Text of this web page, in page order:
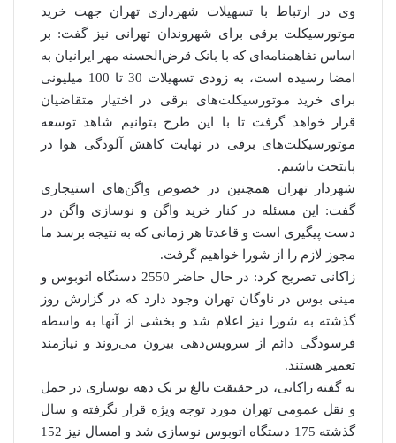
وی در ارتباط با تسهیلات شهرداری تهران جهت خرید
موتورسیکلت برقی برای شهروندان تهرانی نیز گفت: بر
اساس تفاهمنامه‌ای که با بانک قرض‌الحسنه مهر ایرانیان به
امضا رسیده است، به زودی تسهیلات 30 تا 100 میلیونی
برای خرید موتورسیکلت‌های برقی در اختیار متقاضیان
قرار خواهد گرفت تا با این طرح بتوانیم شاهد توسعه
موتورسیکلت‌های برقی در نهایت کاهش آلودگی هوا در
پایتخت باشیم.
شهردار تهران همچنین در خصوص واگن‌های استیجاری
گفت: این مسئله در کنار خرید واگن و نوسازی واگن در
دست پیگیری است و قاعدتا هر زمانی که به نتیجه برسد ما
مجوز لازم را از شورا خواهیم گرفت.
زاکانی تصریح کرد: در حال حاضر 2550 دستگاه اتوبوس و
مینی بوس در ناوگان تهران وجود دارد که در گزارش روز
گذشته به شورا نیز اعلام شد و بخشی از آنها به واسطه
فرسودگی دائم از سرویس‌دهی بیرون می‌روند و نیازمند
تعمیر هستند.
به گفته زاکانی، در حقیقت بالغ بر یک دهه نوسازی در حمل
و نقل عمومی تهران مورد توجه ویژه قرار نگرفته و سال
گذشته 175 دستگاه اتوبوس نوسازی شد و امسال نیز 152